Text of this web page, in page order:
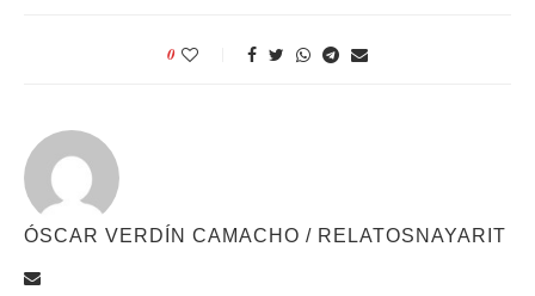
0
ÓSCAR VERDÍN CAMACHO / RELATOSNAYARIT